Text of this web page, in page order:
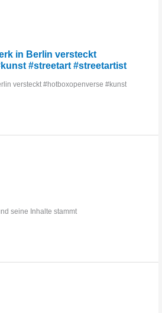
in Berlin versteckt
#streetart #streetartist
versteckt #hotboxopenverse #kunst
seine Inhalte stammt